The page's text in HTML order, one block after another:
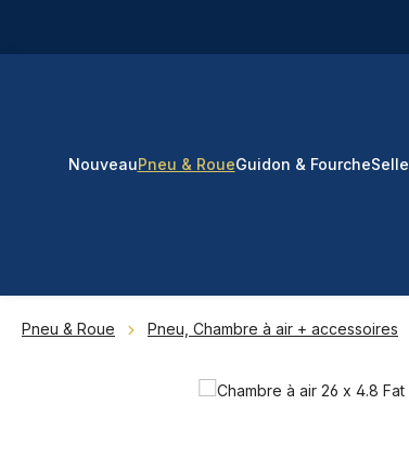
NouveauPneu & RoueGuidon & FourcheSelle
Pneu & Roue Pneu, Chambre à air + accessoires